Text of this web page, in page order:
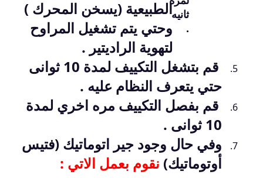
ثانيه
.
الطبيعية (يسخن المحرك )
وحتي يتم تشغيل المراوح
لتهوية الراديتير .
قم بتشغل التكييف لمدة 10 ثوانى
حتي يتعرف النظام عليه .
قم بفصل التكييف مره اخري لمدة
10 ثوانى .
وفي حال وجود جير اتوماتيك (فتيس
أوتوماتيك) نقوم بعمل الاتي :